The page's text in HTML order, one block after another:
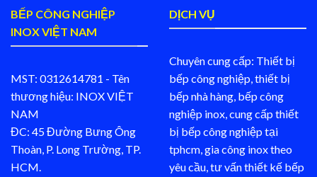
BẾP CÔNG NGHIỆP
INOX VIỆT NAM
MST: 0312614781 - Tên
thương hiệu: INOX VIỆT
NAM
ĐC: 45 Đường Bưng Ông
Thoàn, P. Long Trường, TP.
HCM.
DỊCH VỤ
Chuyên cung cấp: Thiết bị
bếp công nghiệp, thiết bị
bếp nhà hàng, bếp công
nghiệp inox, cung cấp thiết
bị bếp công nghiệp tại
tphcm, gia công inox theo
yêu cầu, tư vấn thiết kế bếp